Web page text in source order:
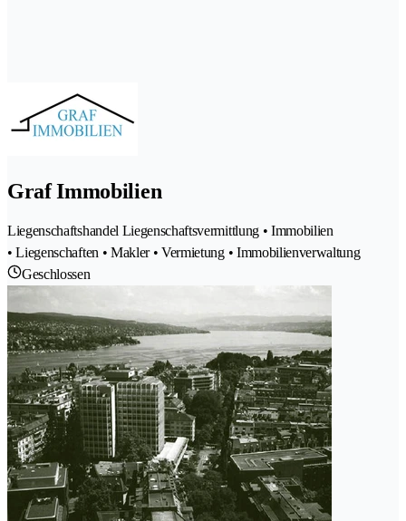
Graf Immobilien
Liegenschaftshandel Liegenschaftsvermittlung • Immobilien
• Liegenschaften • Makler • Vermietung • Immobilienverwaltung
Geschlossen